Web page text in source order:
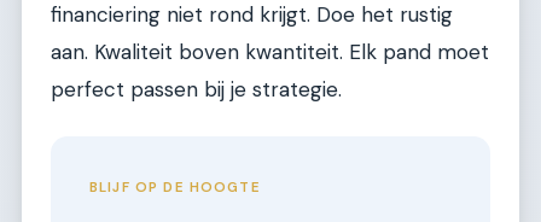
financiering niet rond krijgt. Doe het rustig
aan. Kwaliteit boven kwantiteit. Elk pand moet
perfect passen bij je strategie.
BLIJF OP DE HOOGTE